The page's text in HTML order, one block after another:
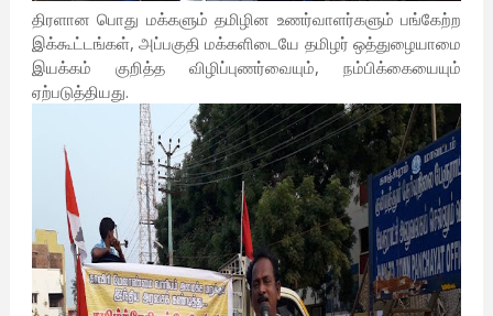
திரளான பொது மக்களும் தமிழின உணர்வாளர்களும் பங்கேற்ற
இக்கூட்டங்கள், அப்பகுதி மக்களிடையே தமிழர் ஒத்துழையாமை
இயக்கம் குறித்த விழிப்புணர்வையும், நம்பிக்கையையும்
ஏற்படுத்தியது.